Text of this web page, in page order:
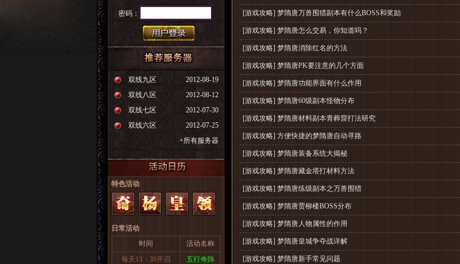
密码：
2012-08-19
双线九区
2012-08-12
双线八区
2012-07-30
双线七区
2012-07-25
双线六区
+所有服务器
特色活动
日常活动
时间
活动名称
每天13：30开启
五行奇阵
[游戏攻略] 梦隋唐万兽围猎副本有什么BOSS和奖励
[游戏攻略] 梦隋唐怎么交易，你知道吗？
[游戏攻略] 梦隋唐消除红名的方法
[游戏攻略] 梦隋唐PK要注意的几个方面
[游戏攻略] 梦隋唐功能界面有什么作用
[游戏攻略] 梦隋唐60级副本怪物分布
[游戏攻略] 梦隋唐材料副本青葬窟打法研究
[游戏攻略] 方便快捷的梦隋唐自动寻路
[游戏攻略] 梦隋唐装备系统大揭秘
[游戏攻略] 梦隋唐藏金塔打材料方法
[游戏攻略] 梦隋唐练级副本之万兽围猎
[游戏攻略] 梦隋唐贾柳楼BOSS分布
[游戏攻略] 梦隋唐人物属性的作用
[游戏攻略] 梦隋唐皇城争夺战详解
[游戏攻略] 梦隋唐新手常见问题